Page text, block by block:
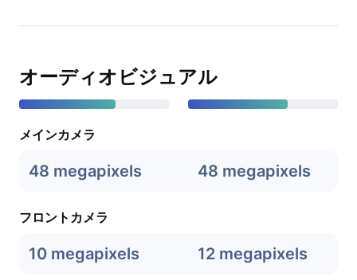
オーディオビジュアル
メインカメラ
48 megapixels 48 megapixels
フロントカメラ
10 megapixels 12 megapixels